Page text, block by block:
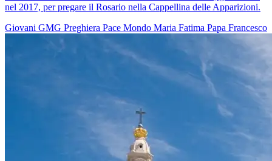
nel 2017, per pregare il Rosario nella Cappellina delle Apparizioni.
Giovani GMG Preghiera Pace Mondo Maria Fatima Papa Francesco